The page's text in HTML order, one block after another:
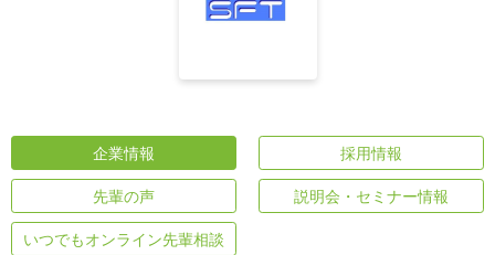
企業情報 採用情報
先輩の声 説明会・セミナー情報
いつでもオンライン先輩相談